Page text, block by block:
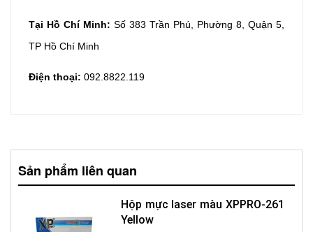
Tại Hồ Chí Minh: Số 383 Trần Phú, Phường 8, Quận 5,
TP Hồ Chí Minh
Điện thoại: 092.8822.119
Sản phẩm liên quan
Hộp mực laser màu XPPRO-261
Yellow